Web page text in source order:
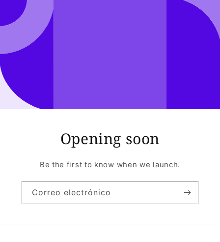
Opening soon
Be the first to know when we launch.
Correo electrónico